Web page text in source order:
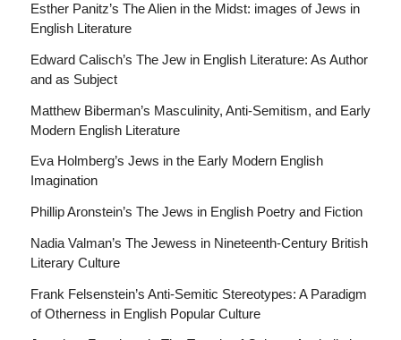
Esther Panitz’s The Alien in the Midst: images of Jews in
English Literature
Edward Calisch’s The Jew in English Literature: As Author
and as Subject
Matthew Biberman’s Masculinity, Anti-Semitism, and Early
Modern English Literature
Eva Holmberg’s Jews in the Early Modern English
Imagination
Phillip Aronstein’s The Jews in English Poetry and Fiction
Nadia Valman’s The Jewess in Nineteenth-Century British
Literary Culture
Frank Felsenstein’s Anti-Semitic Stereotypes: A Paradigm
of Otherness in English Popular Culture